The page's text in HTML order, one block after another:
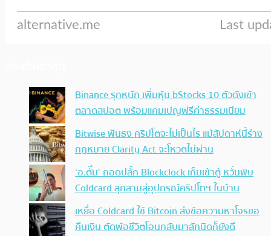
Binance รุกหนัก เพิ่มหุ้น bStocks 10 ตัวดังเข้า
ตลาดสปอต พร้อมแคมเปญฟรีค่าธรรมเนียม
Bitwise ฟันธง คริปโตจะไม่เป็นไร แม้สัปดาห์นี้ร่าง
กฎหมาย Clarity Act จะโหวตไม่ผ่าน
‘อ.ตั๊ม’ ถอดปลั้ก Blockclock เก็บเข้าตู้ หวั่นพิษ
Coldcard ลุกลามสู่อุปกรณ์คริปโทฯ ในบ้าน
เหยื่อ Coldcard ใช้ Bitcoin ส่งข้อความหาโจรขอ
คืนเงิน ตัดพ้อชีวิตโอนกลับมาสักนิดก็ยังดี